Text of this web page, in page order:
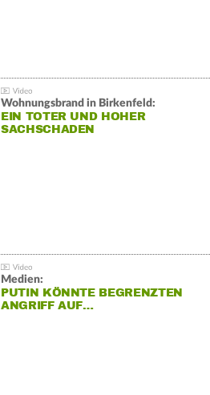
Wohnungsbrand in Birkenfeld:
EIN TOTER UND HOHER
SACHSCHADEN
Medien:
PUTIN KÖNNTE BEGRENZTEN
ANGRIFF AUF…